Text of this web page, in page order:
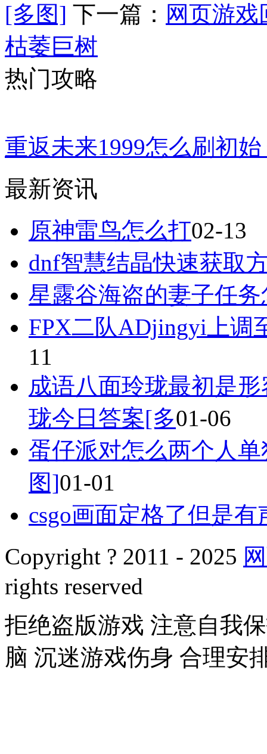
[多图] 下一篇： 网页游
枯萎巨树
热门攻略
重返未来1999怎么刷初
最新资讯
原神雷鸟怎么打02-13
dnf智慧结晶快速获取
星露谷海盗的妻子任
FPX二队ADjingyi上调
11
成语八面玲珑最初是
珑今日答案[多01-06
蛋仔派对怎么两个人
图]01-01
csgo画面定格了但是有
Copyright ? 2011 - 2025
rights reserved
拒绝盗版游戏 注意自我
脑 沉迷游戏伤身 合理安